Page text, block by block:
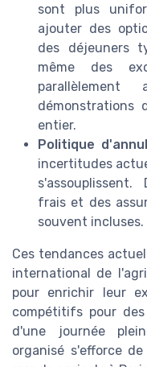
sont plus
ajouter des
des déjeuners
même des
démonstrations
entier.
Politique
incertitudes
frais et des
souvent incluses.
Ces tendances
international de
pour enrichir leur
compétitifs pour
d'une journée
organisé s'efforce